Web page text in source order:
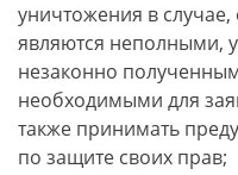
уничтожения в
являются неполными,
незаконно
необходимыми для
также принимать
по защите своих прав;